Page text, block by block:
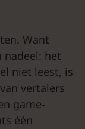
Want
nadeel: het
niet leest, is
vertalers
game-
één